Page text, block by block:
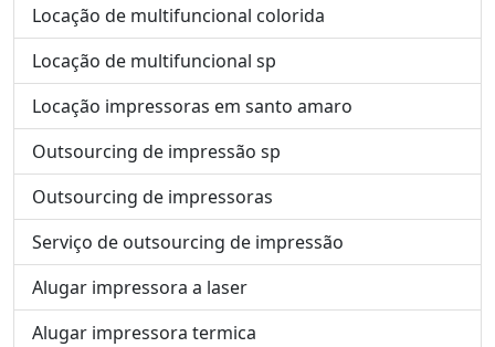
Locação de multifuncional colorida
Locação de multifuncional sp
Locação impressoras em santo amaro
Outsourcing de impressão sp
Outsourcing de impressoras
Serviço de outsourcing de impressão
Alugar impressora a laser
Alugar impressora termica